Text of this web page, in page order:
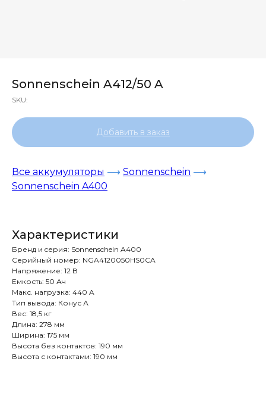
Sonnenschein A412/50 A
SKU:
Добавить в заказ
Все аккумуляторы ⟶ Sonnenschein ⟶
Sonnenschein A400
Характеристики
Бренд и cерия: Sonnenschein A400
Серийный номер: NGA4120050HS0CA
Напряжение: 12 В
Емкость: 50 Ач
Макс. нагрузка: 440 A
Тип вывода: Конус А
Вес: 18,5 кг
Длина: 278 мм
Ширина: 175 мм
Высота без контактов: 190 мм
Высота с контактами: 190 мм